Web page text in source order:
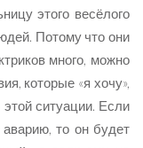
этого весёлого
Потому что они
много, можно
которые «я хочу»,
ситуации. Если
то он будет